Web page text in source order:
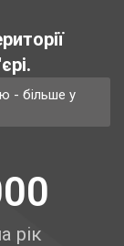
- більше у
рік